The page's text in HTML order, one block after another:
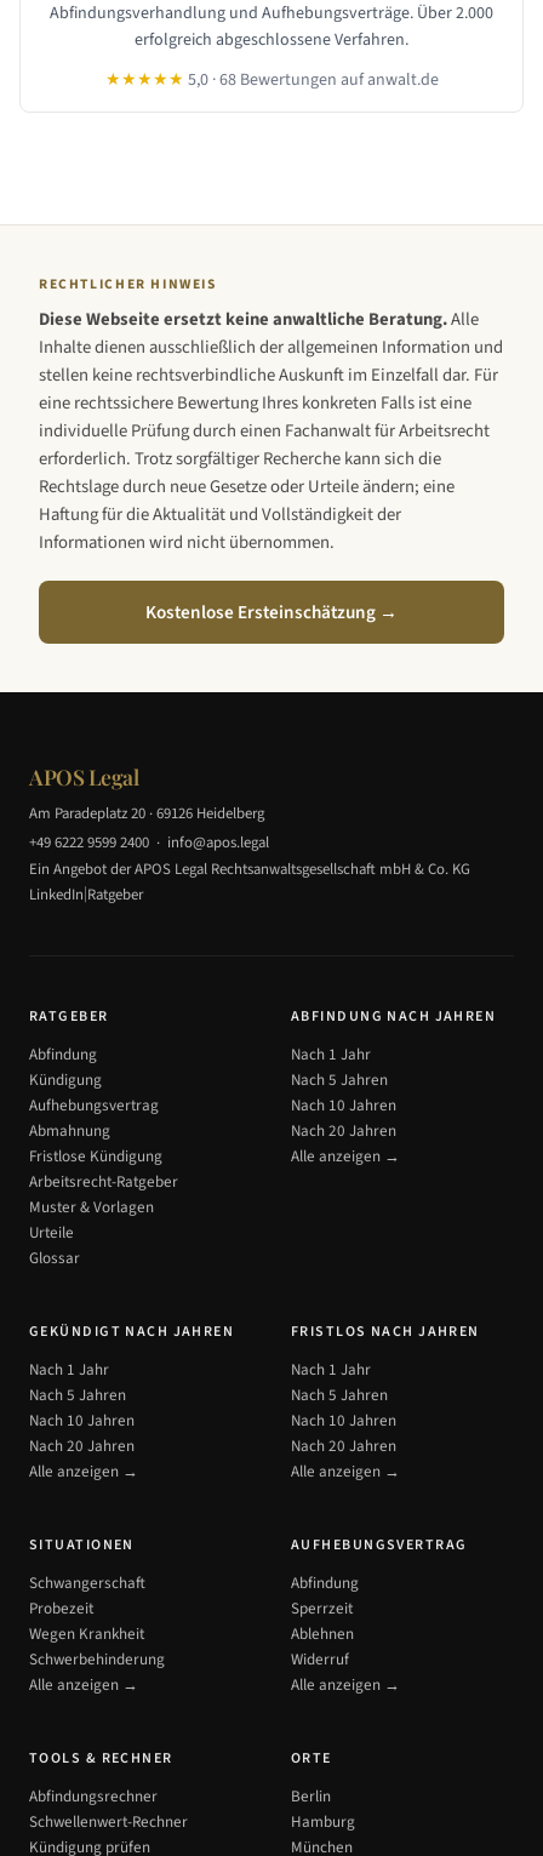
Abfindungsverhandlung und Aufhebungsverträge. Über 2.000
erfolgreich abgeschlossene Verfahren.
★★★★★ 5,0 · 68 Bewertungen auf anwalt.de
RECHTLICHER HINWEIS
Diese Webseite ersetzt keine anwaltliche Beratung.Alle
Inhalte dienen ausschließlich der allgemeinen Information und
stellen keine rechtsverbindliche Auskunft im Einzelfall dar. Für
eine rechtssichere Bewertung Ihres konkreten Falls ist eine
individuelle Prüfung durch einen Fachanwalt für Arbeitsrecht
erforderlich. Trotz sorgfältiger Recherche kann sich die
Rechtslage durch neue Gesetze oder Urteile ändern; eine
Haftung für die Aktualität und Vollständigkeit der
Informationen wird nicht übernommen.
Kostenlose Ersteinschätzung →
APOS Legal
Am Paradeplatz 20 · 69126 Heidelberg
+49 6222 9599 2400 · info@apos.legal
Ein Angebot der APOS Legal Rechtsanwaltsgesellschaft mbH & Co. KG
LinkedIn|Ratgeber
RATGEBER
Abfindung
Kündigung
Aufhebungsvertrag
Abmahnung
Fristlose Kündigung
Arbeitsrecht-Ratgeber
Muster & Vorlagen
Urteile
Glossar
ABFINDUNG NACH JAHREN
Nach 1 Jahr
Nach 5 Jahren
Nach 10 Jahren
Nach 20 Jahren
Alle anzeigen →
GEKÜNDIGT NACH JAHREN
Nach 1 Jahr
Nach 5 Jahren
Nach 10 Jahren
Nach 20 Jahren
Alle anzeigen →
FRISTLOS NACH JAHREN
Nach 1 Jahr
Nach 5 Jahren
Nach 10 Jahren
Nach 20 Jahren
Alle anzeigen →
SITUATIONEN
Schwangerschaft
Probezeit
Wegen Krankheit
Schwerbehinderung
Alle anzeigen →
AUFHEBUNGSVERTRAG
Abfindung
Sperrzeit
Ablehnen
Widerruf
Alle anzeigen →
TOOLS & RECHNER
Abfindungsrechner
Schwellenwert-Rechner
Kündigung prüfen
ORTE
Berlin
Hamburg
München